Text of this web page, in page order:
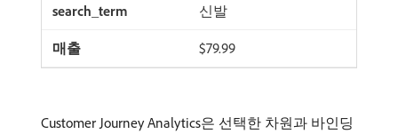
신발
$79.99
Customer Journey Analytics은 선택한 차원과 바인딩